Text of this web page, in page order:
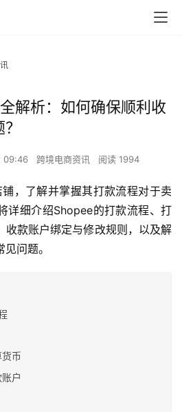
解析：如何确保顺利收
09:46 跨境电商资讯 阅读 1994
，了解并掌握其打款流程对于卖
详细介绍Shopee的打款流程、打
收款账户绑定与修改规则，以及解
问题。
币
户